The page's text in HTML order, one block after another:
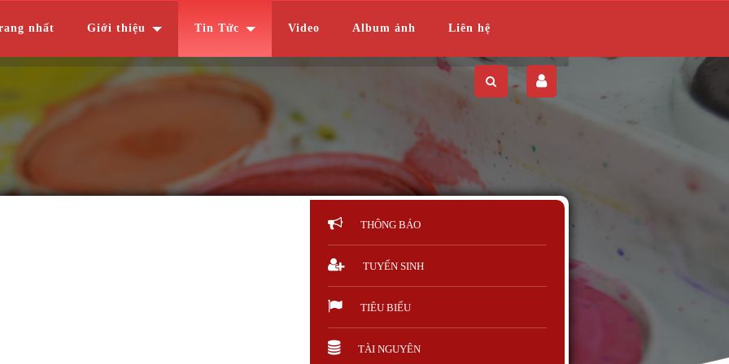
nhất Giới thiệu Tin Tức Video Album ảnh Liên hệ
THÔNG BÁO
TUYỂN SINH
TIÊU BIỂU
TÀI NGUYÊN